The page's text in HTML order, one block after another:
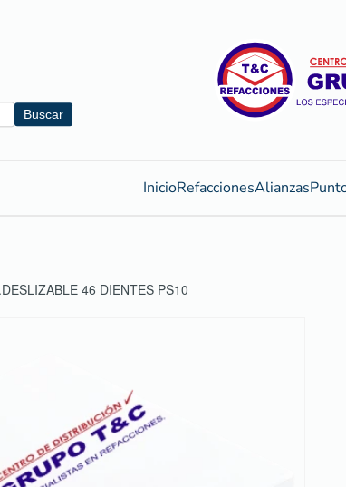
Buscar
InicioRefaccionesAlianzas
46 DIENTES PS10